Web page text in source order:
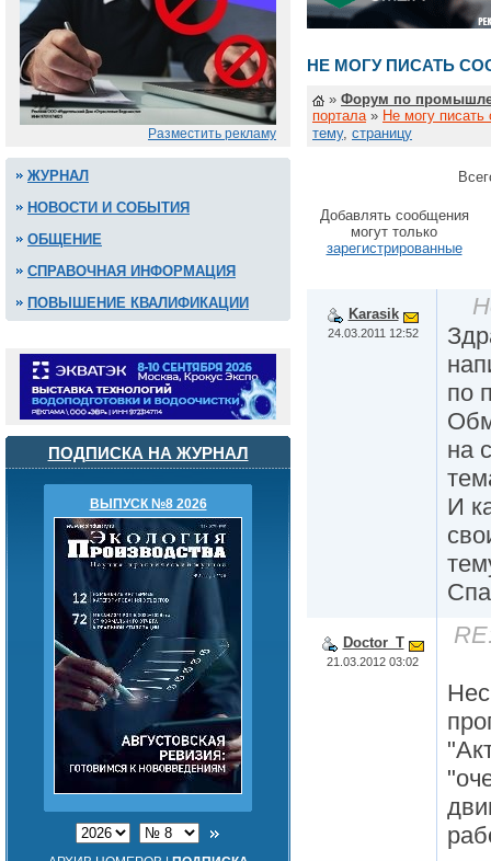
Разместить рекламу
ЖУРНАЛ
НОВОСТИ И СОБЫТИЯ
ОБЩЕНИЕ
СПРАВОЧНАЯ ИНФОРМАЦИЯ
ПОВЫШЕНИЕ КВАЛИФИКАЦИИ
ПОДПИСКА НА ЖУРНАЛ
ВЫПУСК №8 2026
НЕ МОГУ ПИСАТЬ
» Форум по
портала » Не могу
тему, страницу
Добавлять сообщения
могут только
зарегистрированные
Karasik
24.03.2011 12:52
по
на
И
Doctor_T
21.03.2012 03:02